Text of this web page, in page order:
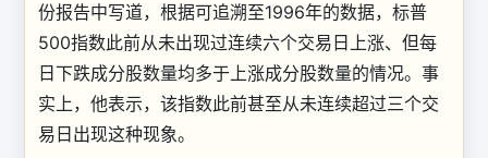
份报告中写道，根据可追溯至1996年的数据，标普
500指数此前从未出现过连续六个交易日上涨、但每
日下跌成分股数量均多于上涨成分股数量的情况。事
实上，他表示，该指数此前甚至从未连续超过三个交
易日出现这种现象。